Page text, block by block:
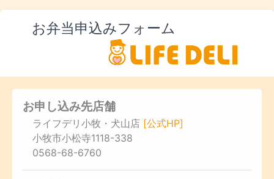
お弁当申込みフォーム
お申し込み先店舗
ライフデリ小牧・犬山店 [公式HP]
小牧市小松寺1118-338
0568-68-6760